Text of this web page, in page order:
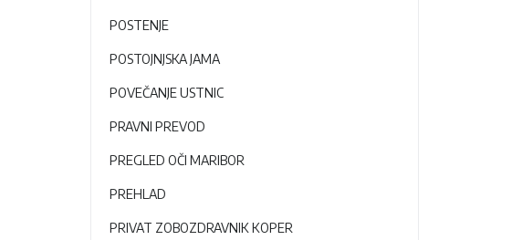
POSTENJE
POSTOJNJSKA JAMA
POVEČANJE USTNIC
PRAVNI PREVOD
PREGLED OČI MARIBOR
PREHLAD
PRIVAT ZOBOZDRAVNIK KOPER